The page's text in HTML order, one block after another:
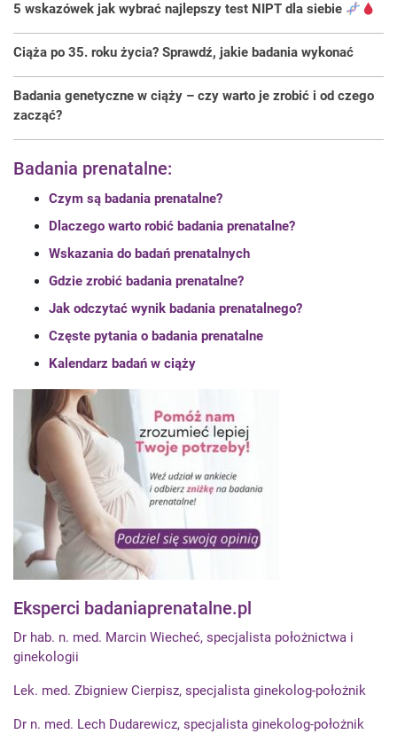
5 wskazówek jak wybrać najlepszy test NIPT dla siebie
Ciąża po 35. roku życia? Sprawdź, jakie badania wykonać
Badania genetyczne w ciąży – czy warto je zrobić i od czego
zacząć?
Badania prenatalne:
Czym są badania prenatalne?
Dlaczego warto robić badania prenatalne?
Wskazania do badań prenatalnych
Gdzie zrobić badania prenatalne?
Jak odczytać wynik badania prenatalnego?
Częste pytania o badania prenatalne
Kalendarz badań w ciąży
Eksperci badaniaprenatalne.pl
Dr hab. n. med. Marcin Wiecheć, specjalista położnictwa i
ginekologii
Lek. med. Zbigniew Cierpisz, specjalista ginekolog-położnik
Dr n. med. Lech Dudarewicz, specjalista ginekolog-położnik